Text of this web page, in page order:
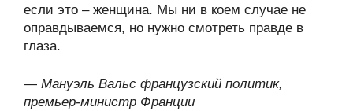
если это – женщина. Мы ни в коем случае не
оправдываемся, но нужно смотреть правде в
глаза.
— Мануэль Вальс французский политик,
премьер-министр Франции